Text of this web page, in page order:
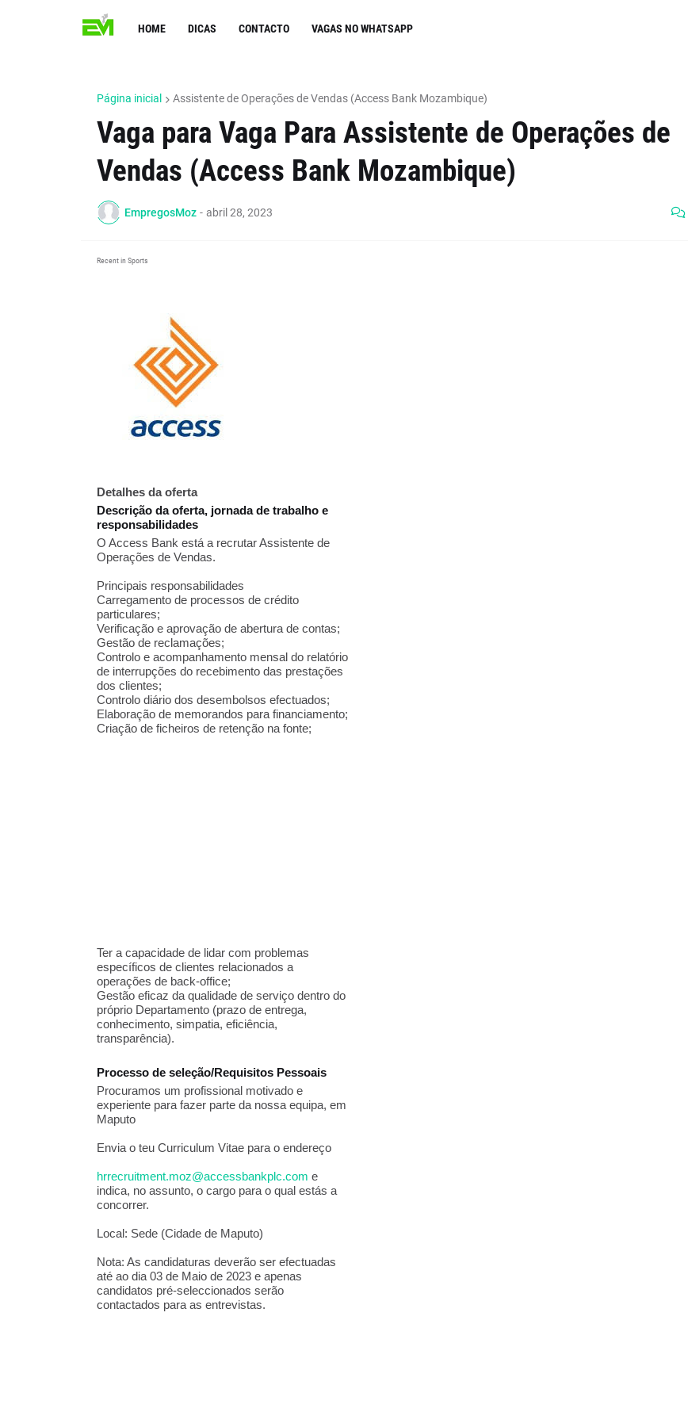
HOME DICAS CONTACTO VAGAS NO WHATSAPP
Página inicial Assistente de Operações de Vendas (Access Bank Mozambique)
Vaga para Vaga Para Assistente de Operações de
Vendas (Access Bank Mozambique)
EmpregosMoz - abril 28, 2023
Recent in Sports
Detalhes da oferta
Descrição da oferta, jornada de trabalho e
responsabilidades
O Access Bank está a recrutar Assistente de
Operações de Vendas.
Principais responsabilidades
Carregamento de processos de crédito
particulares;
Verificação e aprovação de abertura de contas;
Gestão de reclamações;
Controlo e acompanhamento mensal do relatório
de interrupções do recebimento das prestações
dos clientes;
Controlo diário dos desembolsos efectuados;
Elaboração de memorandos para financiamento;
Criação de ficheiros de retenção na fonte;
Ter a capacidade de lidar com problemas
específicos de clientes relacionados a
operações de back-office;
Gestão eficaz da qualidade de serviço dentro do
próprio Departamento (prazo de entrega,
conhecimento, simpatia, eficiência,
transparência).
Processo de seleção/Requisitos Pessoais
Procuramos um profissional motivado e
experiente para fazer parte da nossa equipa, em
Maputo
Envia o teu Curriculum Vitae para o endereço
hrrecruitment.moz@accessbankplc.com e
indica, no assunto, o cargo para o qual estás a
concorrer.
Local: Sede (Cidade de Maputo)
Nota: As candidaturas deverão ser efectuadas
até ao dia 03 de Maio de 2023 e apenas
candidatos pré-seleccionados serão
contactados para as entrevistas.